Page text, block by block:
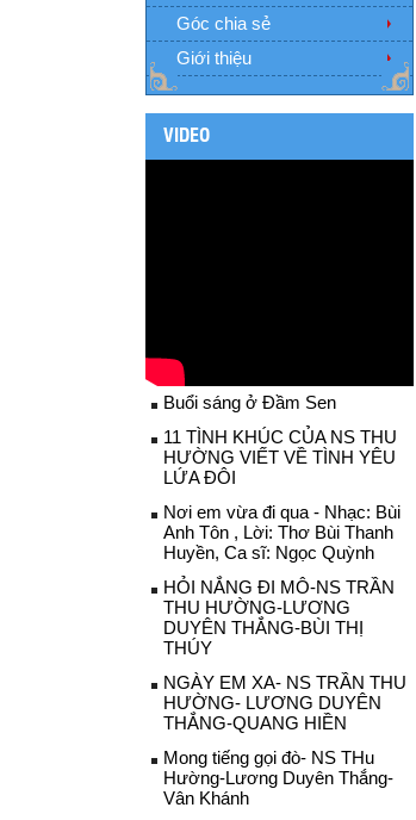
Góc chia sẻ
Giới thiệu
VIDEO
Buổi sáng ở Đầm Sen
11 TÌNH KHÚC CỦA NS THU
HƯỜNG VIẾT VỀ TÌNH YÊU
LỨA ĐÔI
Nơi em vừa đi qua - Nhạc: Bùi
Anh Tôn , Lời: Thơ Bùi Thanh
Huyền, Ca sĩ: Ngọc Quỳnh
HỎI NẮNG ĐI MÔ-NS TRẦN
THU HƯỜNG-LƯƠNG
DUYÊN THẮNG-BÙI THỊ
THÚY
NGÀY EM XA- NS TRẦN THU
HƯỜNG- LƯƠNG DUYÊN
THẮNG-QUANG HIỀN
Mong tiếng gọi đò- NS THu
Hường-Lương Duyên Thắng-
Vân Khánh